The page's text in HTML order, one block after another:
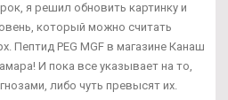
я решил обновить картинку и
который можно считать
Пептид PEG MGF в магазине Канаш
И пока все указывает на то,
либо чуть превысят их.